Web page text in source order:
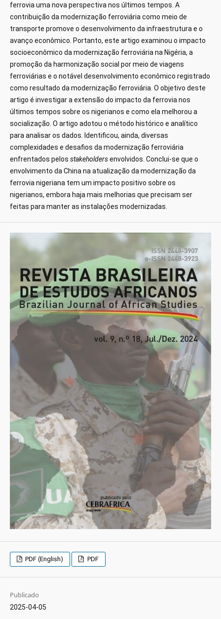
ferrovia uma nova perspectiva nos últimos tempos. A
contribuição da modernização ferroviária como meio de
transporte promove o desenvolvimento da infraestrutura e o
avanço econômico. Portanto, este artigo examinou o impacto
socioeconômico da modernização ferroviária na Nigéria, a
promoção da harmonização social por meio de viagens
ferroviárias e o notável desenvolvimento econômico registrado
como resultado da modernização ferroviária. O objetivo deste
artigo é investigar a extensão do impacto da ferrovia nos
últimos tempos sobre os nigerianos e como ela melhorou a
socialização. O artigo adotou o método histórico e analítico
para analisar os dados. Identificou, ainda, diversas
complexidades e desafios da modernização ferroviária
enfrentados pelos stakeholdersenvolvidos. Conclui-se que o
envolvimento da China na atualização da modernização da
ferrovia nigeriana tem um impacto positivo sobre os
nigerianos, embora haja mais melhorias que precisam ser
feitas para manter as instalações modernizadas.
PDF (English) PDF
Publicado
2025-04-05